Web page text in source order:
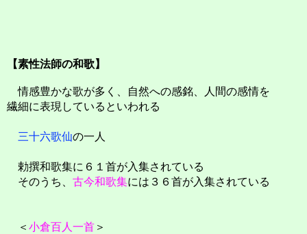
【素性法師の和歌】
情感豊かな歌が多く、自然への感銘、人間の感情を
繊細に表現しているといわれる
三十六歌仙の一人
勅撰和歌集に６１首が入集されている
そのうち、 古今和歌集には３６首が入集されている
＜ 小倉百人一首 ＞